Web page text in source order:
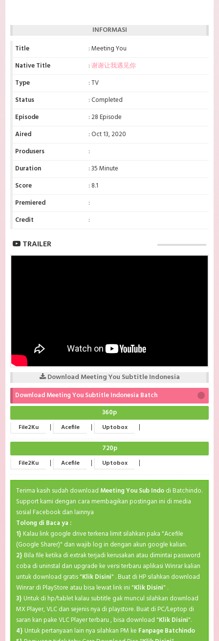
INFORMASI
Title
: Meeting You
Native Title
:谢谢让我遇见你
Type
: TV
Status
: Completed
Episode
: 28 Episode
Aired
: Oct 13, 2020
Produsers
:
Duration
: 35 Minute
Score
: 8.1
Premiered
:
Credit
:
TRAILER
Download Meeting You Subtitle Indonesia
Download Meeting You Subtitle Indonesia Batch
360p
File2Ku | Acefile | Uptobox |
720p
File2Ku | Acefile | Uptobox |
Terima kasih sudah download Meeting You Sub Indodi Batchindo.
Support kami dengan cara membagikan postingan ini di media
sosial Facebook dan lainnya
Tolong di Baca ya :
1} Kalau link google drive terkena limit silahkan paka "Acefile
(Google Sharer)" dan wajib log in dengan akun google kalian.
2} Bila file ketika di extrak terjadi kerusakan atau dimintai password
coba di uninstal dan upgrade ke versi terbaru aplikasi Winrar kalian
untuk download gratis "Klik Disini" . Buat di HP silahkan download
Winrar di PlayStore atau bisa lewat link ini "Klik Disini" .
3} Untuk di hp/tablet kalau subtitle gak muncul silahkan download
MX Player, VLC dan sejenis nya di playstore. Buat di PC/Leptop di
saran kan pake VLC Player terbaru , bisa download "Klik Disini".
4} Untuk pertanyaan lain nya silahkan PM ke Fanpage Batchindo